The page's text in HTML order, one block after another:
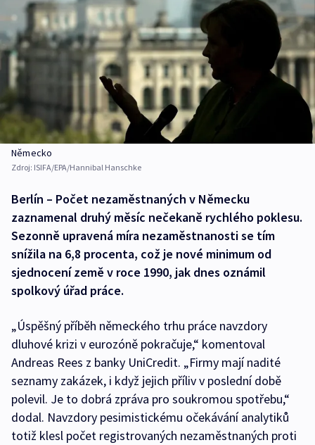
Německo
Zdroj: ISIFA/EPA/Hannibal Hanschke
Berlín – Počet nezaměstnaných v Německu
zaznamenal druhý měsíc nečekaně rychlého poklesu.
Sezonně upravená míra nezaměstnanosti se tím
snížila na 6,8 procenta, což je nové minimum od
sjednocení země v roce 1990, jak dnes oznámil
spolkový úřad práce.
„Úspěšný příběh německého trhu práce navzdory
dluhové krizi v eurozóně pokračuje,“ komentoval
Andreas Rees z banky UniCredit. „Firmy mají nadité
seznamy zakázek, i když jejich příliv v poslední době
polevil. Je to dobrá zpráva pro soukromou spotřebu,“
dodal. Navzdory pesimistickému očekávání analytiků
totiž klesl počet registrovaných nezaměstnaných proti